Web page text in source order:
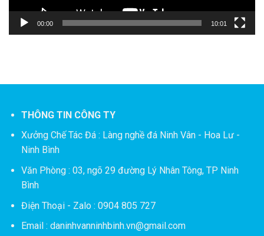
00:00 10:01
THÔNG TIN CÔNG TY
Xưởng Chế Tác Đá : Làng nghề đá Ninh Vân - Hoa Lư -
Ninh Bình
Văn Phòng : 03, ngõ 29 đường Lý Nhân Tông, TP Ninh
Bình
Điện Thoại - Zalo : 0904 805 727
Email : daninhvanninhbinh.vn@gmail.com